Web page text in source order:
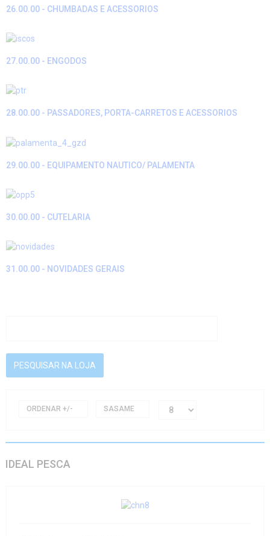
26.00.00 - CHUMBADAS E ACESSORIOS
27.00.00 - ENGODOS
28.00.00 - PASSADORES, PORTA-CARRETOS E ACESSORIOS
29.00.00 - EQUIPAMENTO NAUTICO/ PALAMENTA
30.00.00 - CUTELARIA
31.00.00 - NOVIDADES GERAIS
ORDENAR +/- SASAME
IDEAL PESCA